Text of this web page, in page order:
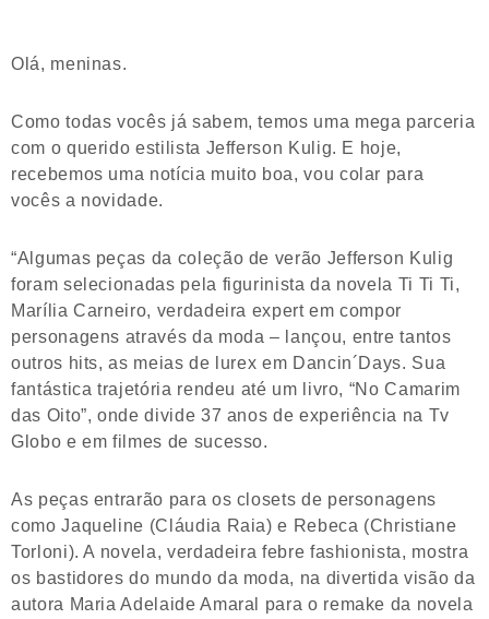
Olá, meninas.
Como todas vocês já sabem, temos uma mega parceria
com o querido estilista Jefferson Kulig. E hoje,
recebemos uma notícia muito boa, vou colar para
vocês a novidade.
“Algumas peças da coleção de verão Jefferson Kulig
foram selecionadas pela figurinista da novela Ti Ti Ti,
Marília Carneiro, verdadeira expert em compor
personagens através da moda – lançou, entre tantos
outros hits, as meias de lurex em Dancin´Days. Sua
fantástica trajetória rendeu até um livro, “No Camarim
das Oito”, onde divide 37 anos de experiência na Tv
Globo e em filmes de sucesso.
As peças entrarão para os closets de personagens
como Jaqueline (Cláudia Raia) e Rebeca (Christiane
Torloni). A novela, verdadeira febre fashionista, mostra
os bastidores do mundo da moda, na divertida visão da
autora Maria Adelaide Amaral para o remake da novela